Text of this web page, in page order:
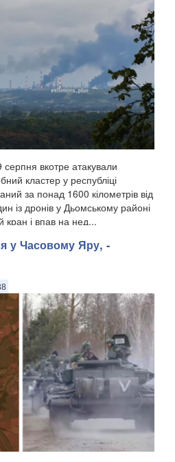
серпня вкотре атакували
кластер у республіці
за понад 1600 кілометрів від
із дронів у Дьомському районі
кран і впав на нед...
у Часовому Яру, -